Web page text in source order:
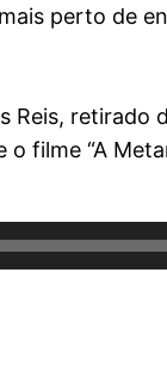
perto de
Reis, retirado
filme “A